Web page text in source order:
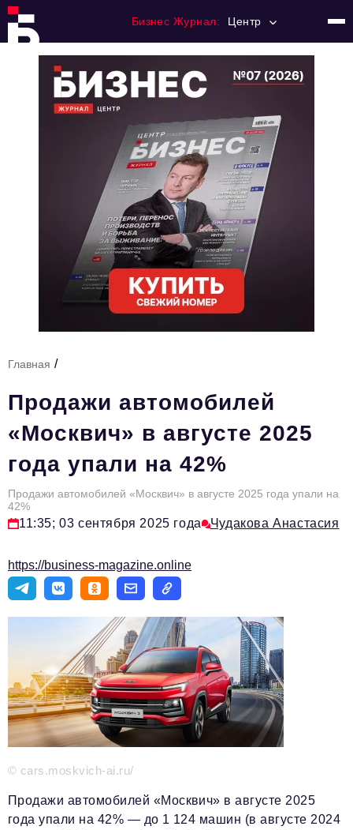
Бизнес Журнал: Центр
Регулирование
Премия "Тульский Бизнес"
История тульского предпринимательства
Тема номера
HR
Персона номера
Инфраструктура развития
Технологии и тренды
Импортозамещение
Мероприятия
Авторские материалы
Видео
Телефон редакции:+7 495 727-01-67
Электронные почты редакции:
Информационный отдел
Отдел рекламы
reklama@business-magazine.online
Главная /
Продажи автомобилей
«Москвич» в августе 2025
года упали на 42%
Продажи автомобилей «Москвич» в августе 2025 года упали на
42%
11:35; 03 сентября 2025 года Чудакова Анастасия
https://business-magazine.online
© cars.moskvich-ai.ru/
Продажи автомобилей «Москвич» в августе 2025
года упали на 42% — до 1 124 машин (в августе 2024